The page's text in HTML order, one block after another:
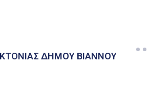
ΔΗΜΟΥ ΒΙΑΝΝΟΥ